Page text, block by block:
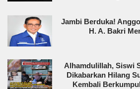
Jambi Berduka!
H. A. Bakri
Alhamdulillah, Siswi
Dikabarkan Hilang
Kembali